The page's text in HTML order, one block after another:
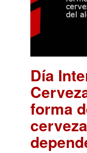
Día
forma